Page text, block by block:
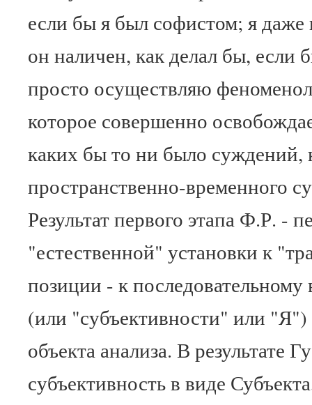
если бы я был софистом; я
он наличен, как делал бы, если
просто осуществляю
которое совершенно
каких бы то ни было суждений,
пространственно-временного
Результат первого этапа Ф.Р. -
"естественной" установки к
позиции - к
(или "субъективности" или "Я")
объекта анализа. В результате
субъективность в виде